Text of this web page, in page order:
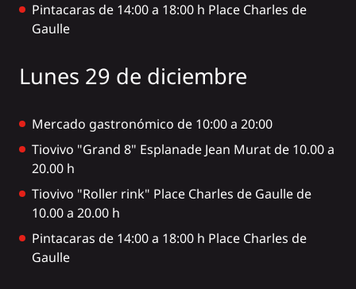
Pintacaras de 14:00 a 18:00 h Place Charles de
Gaulle
Lunes 29 de diciembre
Mercado gastronómico de 10:00 a 20:00
Tiovivo "Grand 8" Esplanade Jean Murat de 10.00 a
20.00 h
Tiovivo "Roller rink" Place Charles de Gaulle de
10.00 a 20.00 h
Pintacaras de 14:00 a 18:00 h Place Charles de
Gaulle